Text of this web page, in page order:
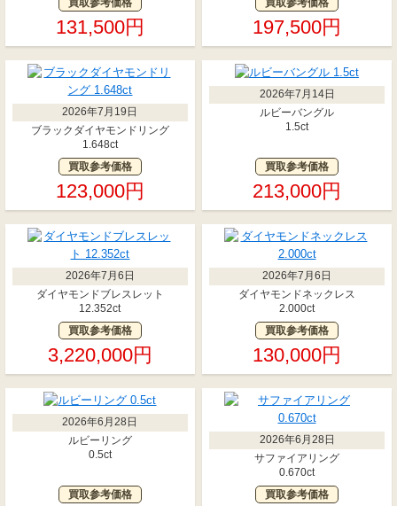
131,500円 197,500円
2026年7月19日
ブラックダイヤモンドリング
1.648ct
買取参考価格
123,000円
2026年7月14日
ルビーバングル
1.5ct
買取参考価格
213,000円
2026年7月6日
ダイヤモンドブレスレット
12.352ct
買取参考価格
3,220,000円
2026年7月6日
ダイヤモンドネックレス
2.000ct
買取参考価格
130,000円
2026年6月28日
ルビーリング
0.5ct
買取参考価格
2026年6月28日
サファイアリング
0.670ct
買取参考価格